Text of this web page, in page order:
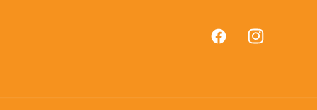
FacebookInstagram